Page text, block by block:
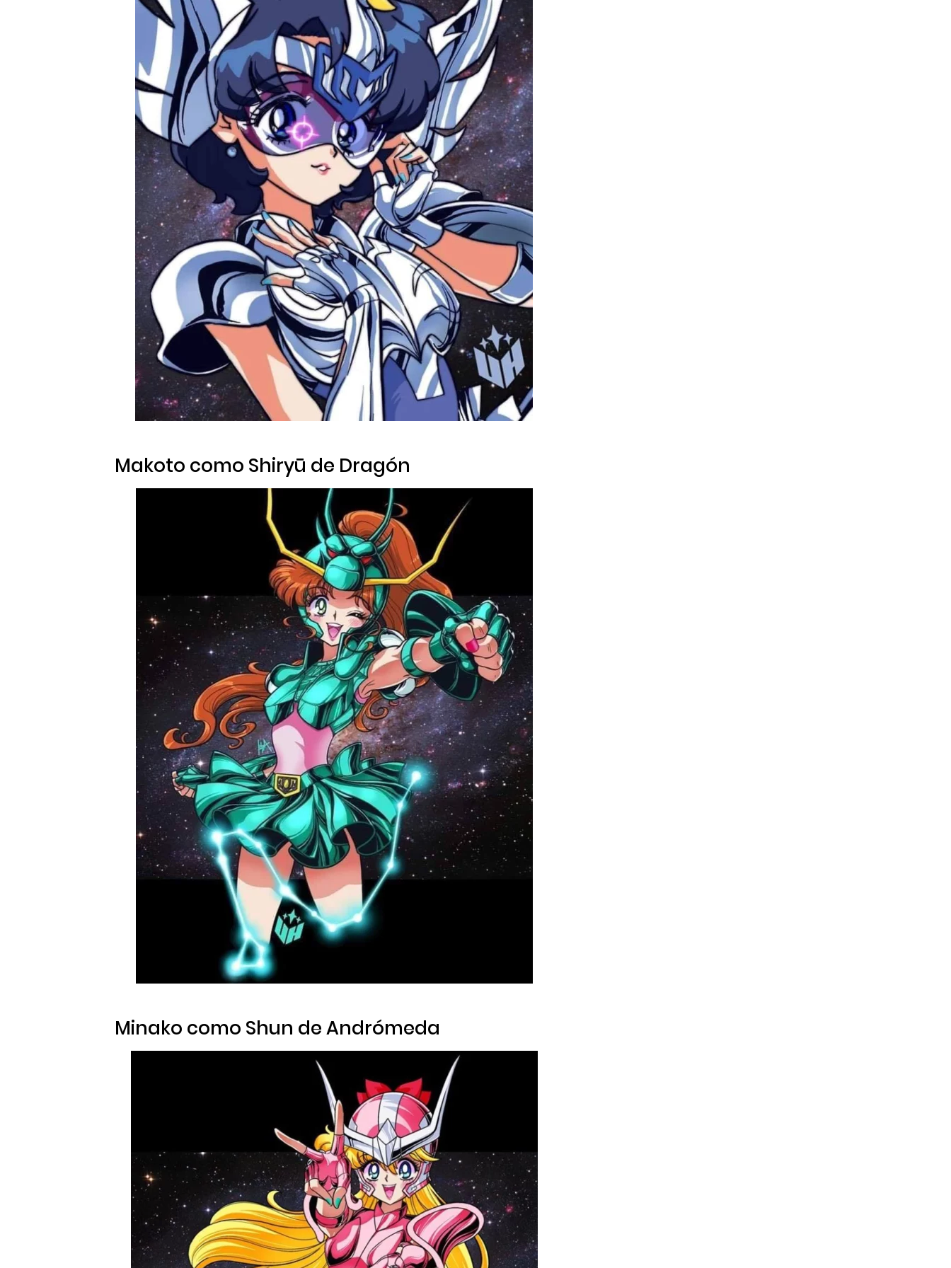
Makoto como Shiryū de Dragón
Minako como Shun de Andrómeda